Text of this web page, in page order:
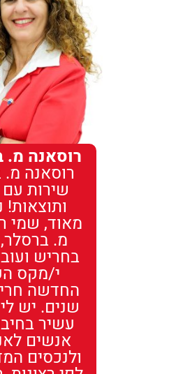
רוסאנה מ.
רוסאנה
שירות עם
ותוצאות!
מאוד, שמי
מ.
בחריש
י/מקס
שנים. יש לי
עשיר
אנשים
ולנכסים